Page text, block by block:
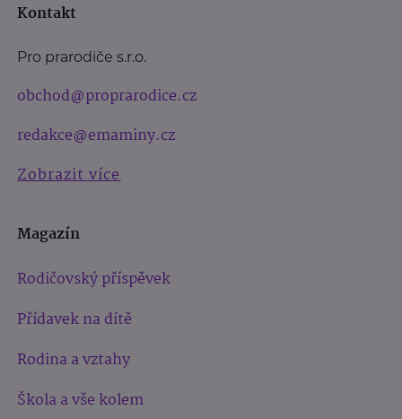
Kontakt
Pro prarodiče s.r.o.
obchod@proprarodice.cz
redakce@emaminy.cz
Zobrazit více
Magazín
Rodičovský příspěvek
Přídavek na dítě
Rodina a vztahy
Škola a vše kolem